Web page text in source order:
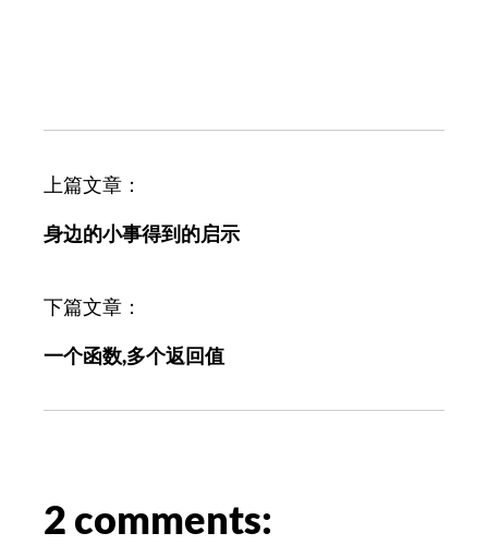
文
导
上篇文章：
身边的小事得到的启示
下篇文章：
一个函数,多个返回值
2 comments: